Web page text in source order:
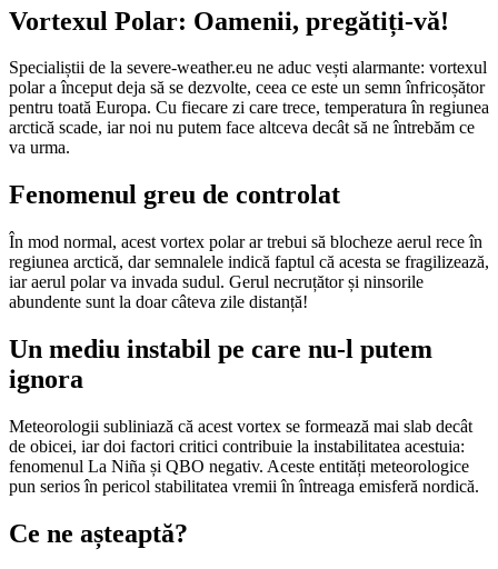
Vortexul Polar: Oamenii, pregătiți-vă!
Specialiștii de la severe-weather.eu ne aduc vești alarmante: vortexul
polar a început deja să se dezvolte, ceea ce este un semn înfricoșător
pentru toată Europa. Cu fiecare zi care trece, temperatura în regiunea
arctică scade, iar noi nu putem face altceva decât să ne întrebăm ce
va urma.
Fenomenul greu de controlat
În mod normal, acest vortex polar ar trebui să blocheze aerul rece în
regiunea arctică, dar semnalele indică faptul că acesta se fragilizează,
iar aerul polar va invada sudul. Gerul necruțător și ninsorile
abundente sunt la doar câteva zile distanță!
Un mediu instabil pe care nu-l putem
ignora
Meteorologii subliniază că acest vortex se formează mai slab decât
de obicei, iar doi factori critici contribuie la instabilitatea acestuia:
fenomenul La Niña și QBO negativ. Aceste entități meteorologice
pun serios în pericol stabilitatea vremii în întreaga emisferă nordică.
Ce ne așteaptă?